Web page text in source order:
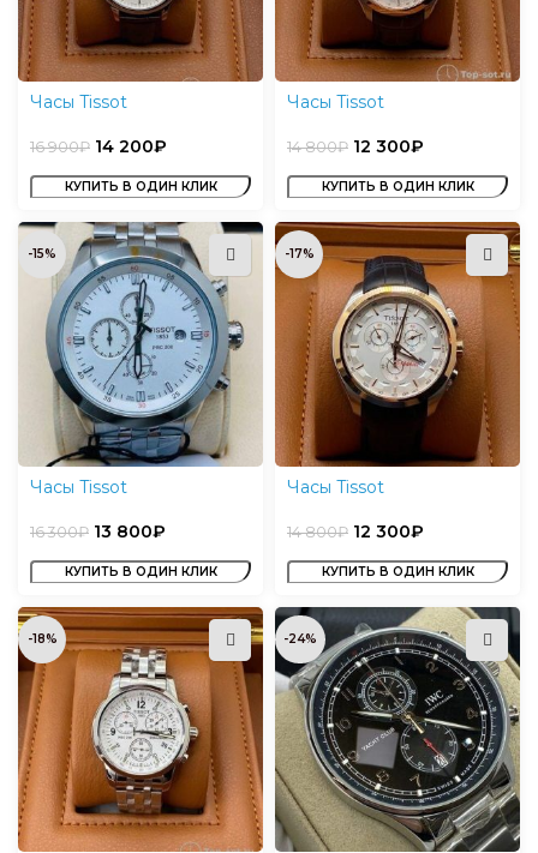
Часы Tissot
16 900₽ 14 200₽
КУПИТЬ В ОДИН КЛИК
Часы Tissot
14 800₽ 12 300₽
КУПИТЬ В ОДИН КЛИК
-15%
Часы Tissot
16 300₽ 13 800₽
КУПИТЬ В ОДИН КЛИК
-17%
Часы Tissot
14 800₽ 12 300₽
КУПИТЬ В ОДИН КЛИК
-18% -24%